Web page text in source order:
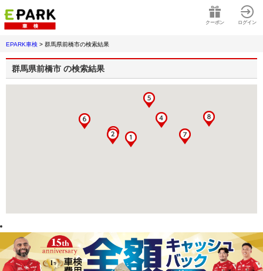
クーポン ログイン
EPARK車検 > 群馬県前橋市の検索結果
群馬県前橋市 の検索結果